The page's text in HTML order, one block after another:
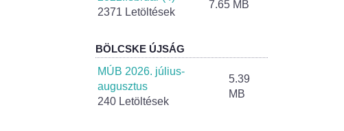
2371 Letöltések
7.65 MB
BÖLCSKE ÚJSÁG
MÚB 2026. július-
augusztus
240 Letöltések
5.39
MB